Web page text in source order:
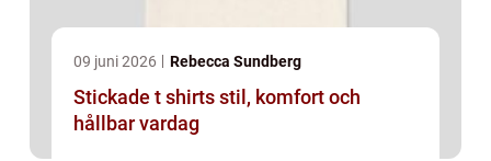
09 juni 2026 Rebecca Sundberg
Stickade t shirts stil, komfort och
hållbar vardag